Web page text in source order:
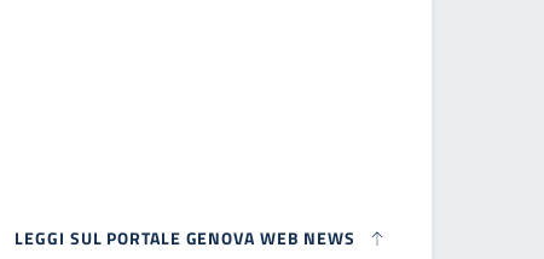
LEGGI SUL PORTALE GENOVA WEB NEWS